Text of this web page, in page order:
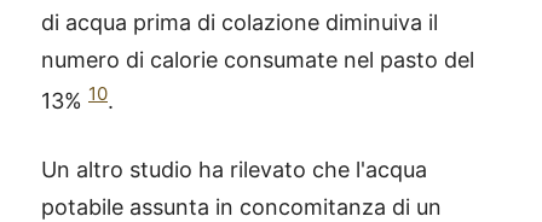
di acqua prima di colazione diminuiva il
numero di calorie consumate nel pasto del
13% 10.
Un altro studio ha rilevato che l'acqua
potabile assunta in concomitanza di un